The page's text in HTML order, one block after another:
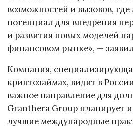
возможностей и вызовов,
потенциал для внедрения
и развития новых моделей
финансовом рынке», —
Компания,
криптозаймах, видит в
важное направление для
Granthera Group планирует
лучшие международные